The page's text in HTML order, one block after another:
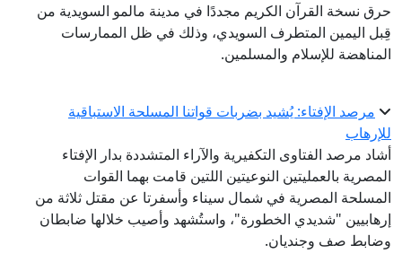
حرق نسخة القرآن الكريم مجددًا في مدينة مالمو السويدية من
قِبل اليمين المتطرف السويدي، وذلك في ظل الممارسات
المناهضة للإسلام والمسلمين.
مرصد الإفتاء: يُشيد بضربات قواتنا المسلحة الاستباقية
للإرهاب
أشاد مرصد الفتاوى التكفيرية والآراء المتشددة بدار الإفتاء
المصرية بالعمليتين النوعيتين اللتين قامت بهما القوات
المسلحة المصرية في شمال سيناء وأسفرتا عن مقتل ثلاثة من
إرهابيين "شديدي الخطورة"، واستُشهد وأصيب خلالها ضابطان
وضابط صف وجنديان.